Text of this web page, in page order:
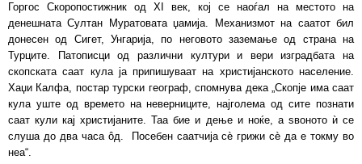
Горгос Скоропостижник од XI век, кој се наоѓал на местото на
денешната Султан Муратовата џамија. Механизмот на саатот бил
донесен од Сигет, Унгарија, по неговото заземање од страна на
Турците. Патописци од различни култури и вери изградбата на
скопската саат кула ја припишуваат на христијанското население.
Хаџи Калфа, постар турски географ, спомнува дека „Скопје има саат
кула уште од времето на неверниците, најголема од сите познати
саат кули кај христијаните. Таа бие и дење и ноќе, а ѕвоното ѝ се
слуша до два часа ôд. Посебен саатчија сѐ грижи сѐ да е токму во
неа“.